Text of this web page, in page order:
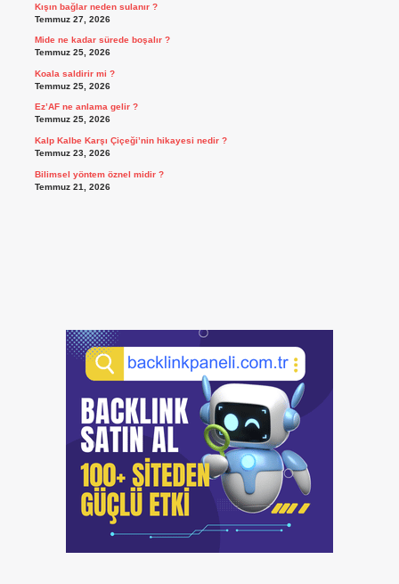
Kışın bağlar neden sulanır ?
Temmuz 27, 2026
Mide ne kadar sürede boşalır ?
Temmuz 25, 2026
Koala saldirir mi ?
Temmuz 25, 2026
Ez’AF ne anlama gelir ?
Temmuz 25, 2026
Kalp Kalbe Karşı Çiçeği’nin hikayesi nedir ?
Temmuz 23, 2026
Bilimsel yöntem öznel midir ?
Temmuz 21, 2026